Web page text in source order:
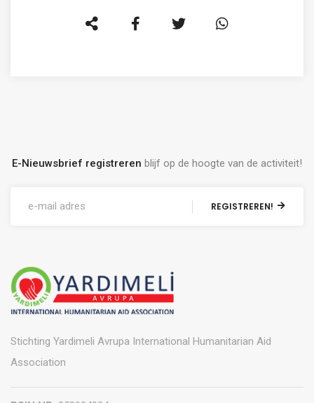
E-Nieuwsbrief registreren blijf op de hoogte van de activiteit!
REGISTREREN!
Stichting Yardimeli Avrupa International Humanitarian Aid
Association